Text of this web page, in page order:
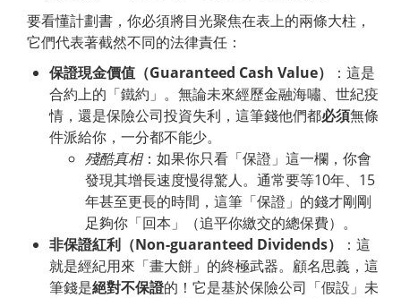
要看懂計劃書，你必須將目光聚焦在表上的兩條大柱，
它們代表著截然不同的法律責任：
保證現金價值（Guaranteed Cash Value）
：這是
合約上的「鐵約」。無論未來經歷金融海嘯、世紀疫
情，還是保險公司投資失利，這筆錢他們都必須無條
件派給你，一分都不能少。
殘酷真相：如果你只看「保證」這一欄，你會
發現其增長速度慢得驚人。通常要等10年、15
年甚至更長的時間，這筆「保證」的錢才剛剛
足夠你「回本」（追平你繳交的總保費）。
非保證紅利（Non-guaranteed Dividends）
：這
就是經紀用來「畫大餅」的終極武器。顧名思義，這
筆錢是絕對不保證的！它是基於保險公司「假設」未